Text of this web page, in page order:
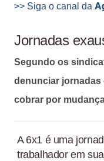
>> Siga o canal da
Jornadas
Segundo os
denunciar jornadas
cobrar por
A 6x1 é uma
trabalhador em